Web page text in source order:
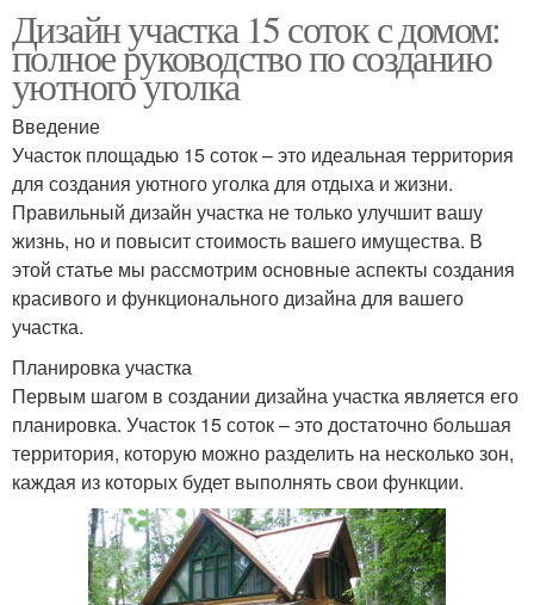
Дизайн участка 15 соток с домом:
полное руководство по созданию
уютного уголка
Введение
Участок площадью 15 соток – это идеальная территория
для создания уютного уголка для отдыха и жизни.
Правильный дизайн участка не только улучшит вашу
жизнь, но и повысит стоимость вашего имущества. В
этой статье мы рассмотрим основные аспекты создания
красивого и функционального дизайна для вашего
участка.
Планировка участка
Первым шагом в создании дизайна участка является его
планировка. Участок 15 соток – это достаточно большая
территория, которую можно разделить на несколько зон,
каждая из которых будет выполнять свои функции.